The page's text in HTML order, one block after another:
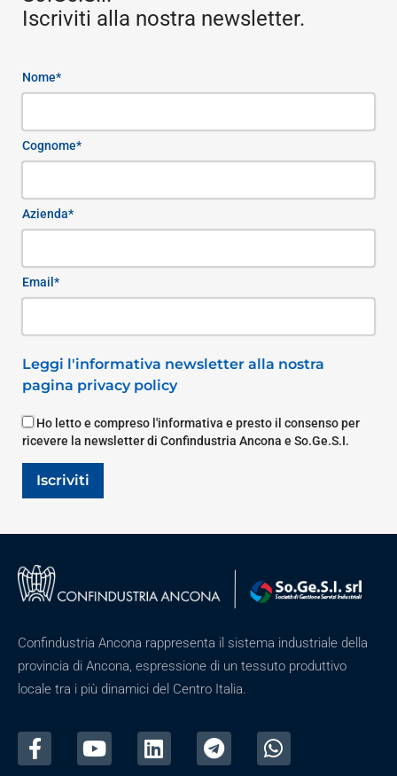
Iscriviti alla nostra newsletter.
Nome*
Cognome*
Azienda*
Email*
Leggi l'informativa newsletter alla nostra
pagina privacy policy
Ho letto e compreso l'informativa e presto il consenso per
ricevere la newsletter di Confindustria Ancona e So.Ge.S.I.
Iscriviti
Confindustria Ancona rappresenta il sistema industriale della
provincia di Ancona, espressione di un tessuto produttivo
locale tra i più dinamici del Centro Italia.